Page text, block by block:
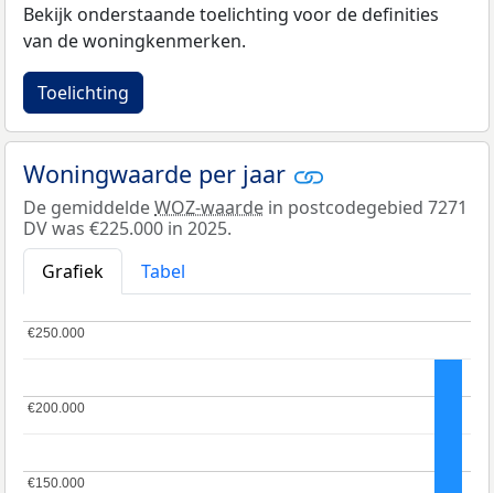
Bekijk onderstaande toelichting voor de definities
van de woningkenmerken.
Toelichting
Woningwaarde per jaar
De gemiddeldeWOZ-waarde in postcodegebied 7271
DV was €225.000 in 2025.
Grafiek
Tabel
€150.000
€150.000
€200.000
€200.000
€250.000
€250.000